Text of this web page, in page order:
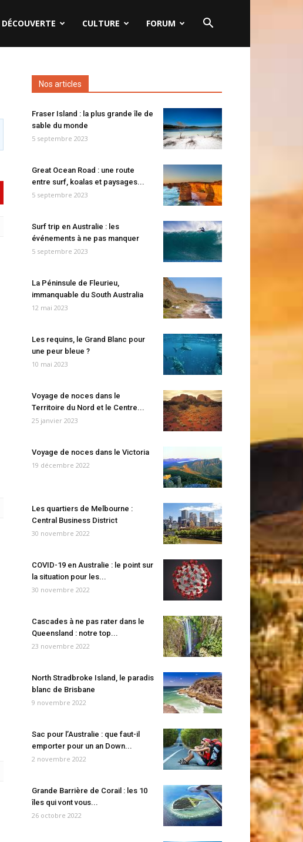
DÉCOUVERTE CULTURE FORUM
Nos articles
Fraser Island : la plus grande île de
sable du monde
5 septembre 2023
Great Ocean Road : une route
entre surf, koalas et paysages...
5 septembre 2023
Surf trip en Australie : les
événements à ne pas manquer
5 septembre 2023
La Péninsule de Fleurieu,
immanquable du South Australia
12 mai 2023
Les requins, le Grand Blanc pour
une peur bleue ?
10 mai 2023
Voyage de noces dans le
Territoire du Nord et le Centre...
25 janvier 2023
Voyage de noces dans le Victoria
19 décembre 2022
Les quartiers de Melbourne :
Central Business District
30 novembre 2022
COVID-19 en Australie : le point sur
la situation pour les...
30 novembre 2022
Cascades à ne pas rater dans le
Queensland : notre top...
23 novembre 2022
North Stradbroke Island, le paradis
blanc de Brisbane
9 novembre 2022
Sac pour l’Australie : que faut-il
emporter pour un an Down...
2 novembre 2022
Grande Barrière de Corail : les 10
îles qui vont vous...
26 octobre 2022